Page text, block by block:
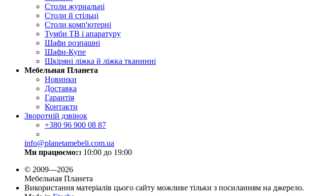
Столи журнальні
Столи й стільці
Столи комп'ютерні
Тумби ТВ і апаратуру
Шафи розпашні
Шафи-Купе
Шкіряні ліжка й ліжка тканинні
Мебельная Планета
Новинки
Доставка
Гарантія
Контакти
Зворотній дзвінок
+380 96 900 08 87
info@planetamebeli.com.ua
Ми працюємо:з 10:00 до 19:00
© 2009—2026
Мебельная Планета
Використання матеріалів цього сайту можливе тільки з посиланням на джерело.